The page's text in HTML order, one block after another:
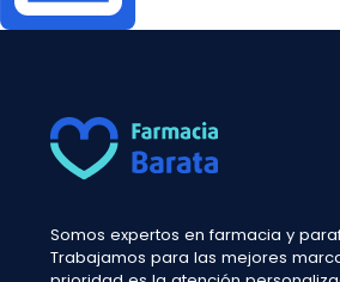
Somos expertos en farmacia y
Trabajamos para las mejores